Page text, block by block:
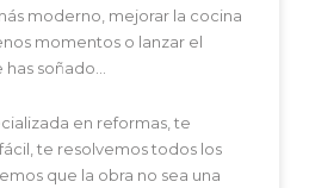
moderno, mejorar la cocina
momentos o lanzar el
soñado…
en reformas, te
te resolvemos todos los
que la obra no sea una